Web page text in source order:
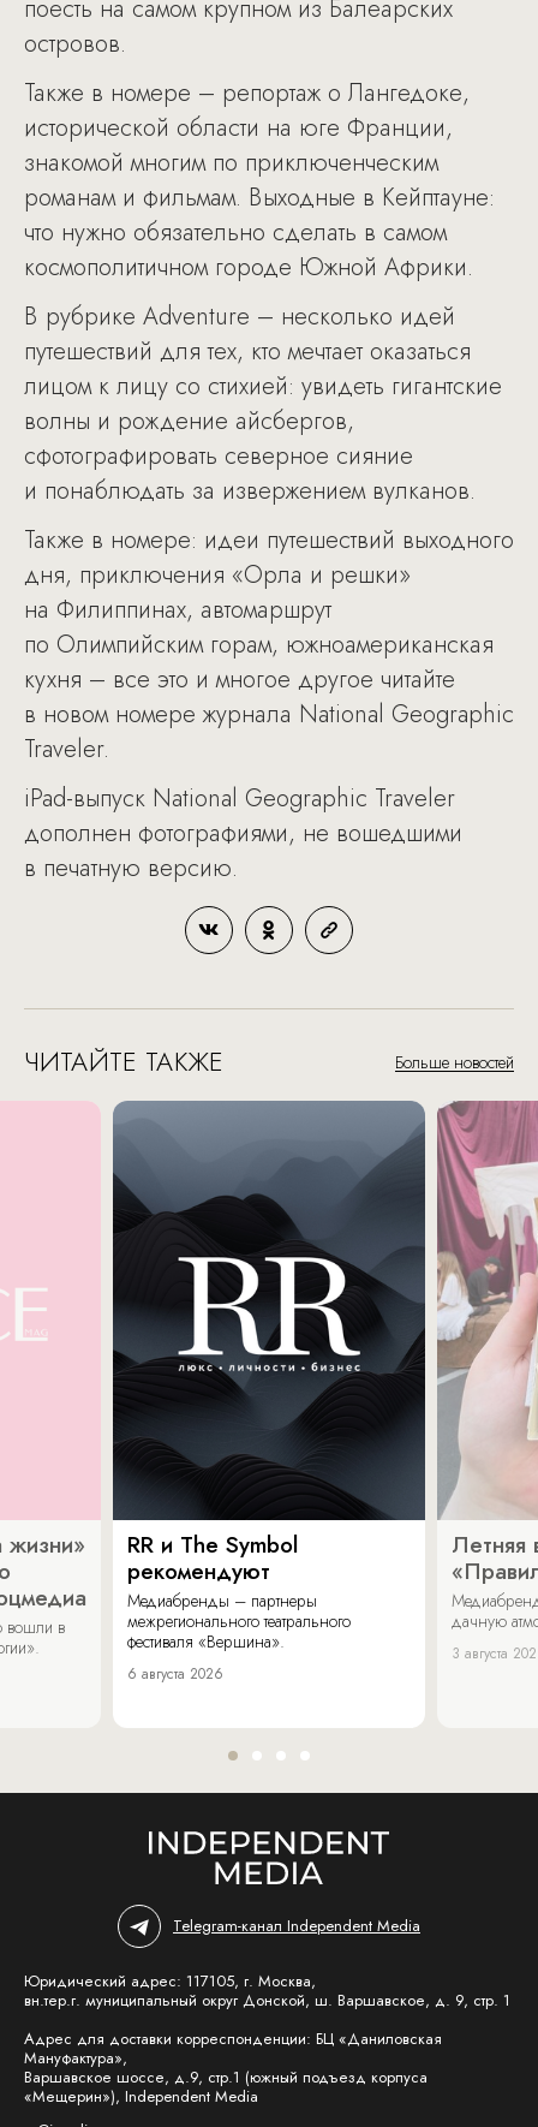
поесть на самом крупном из Балеарских
островов.
Также в номере – репортаж о Лангедоке,
исторической области на юге Франции,
знакомой многим по приключенческим
романам и фильмам. Выходные в Кейптауне:
что нужно обязательно сделать в самом
космополитичном городе Южной Африки.
В рубрике Adventure – несколько идей
путешествий для тех, кто мечтает оказаться
лицом к лицу со стихией: увидеть гигантские
волны и рождение айсбергов,
сфотографировать северное сияние
и понаблюдать за извержением вулканов.
Также в номере: идеи путешествий выходного
дня, приключения «Орла и решки»
на Филиппинах, автомаршрут
по Олимпийским горам, южноамериканская
кухня – все это и многое другое читайте
в новом номере журнала National Geographic
Traveler.
iPad-выпуск National Geographic Traveler
дополнен фотографиями, не вошедшими
в печатную версию.
ЧИТАЙТЕ ТАКЖЕ Больше новостей
жизни»
вошли в
RR и The Symbol
рекомендуют
Медиабренды – партнеры
межрегионального театрального
фестиваля «Вершина».
6 августа 2026
Летняя
дачную
3 августа
Telegram-канал Independent Media
Юридический адрес: 117105, г. Москва,
вн.тер.г. муниципальный округ Донской, ш. Варшавское, д. 9, стр. 1
Адрес для доставки корреспонденции: БЦ «Даниловская
Мануфактура»,
Варшавское шоссе, д.9, стр.1 (южный подъезд корпуса
«Мещерин»), Independent Media